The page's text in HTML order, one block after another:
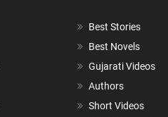
Best Stories
Best Novels
Gujarati Videos
Authors
Short Videos